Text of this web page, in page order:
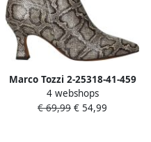
Marco Tozzi 2-25318-41-459
dames enkellaarzen
gekleed beige
4 webshops
€ 69,99 € 54,99